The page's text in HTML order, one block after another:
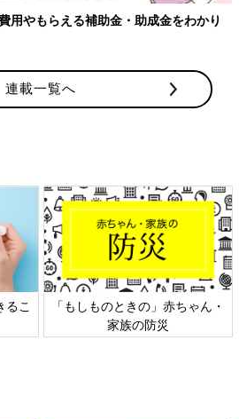
うになり、元気を取り戻していきまし
動してからは、体にいくつも入ってい
した。食事も食べられるようにな
の幼児用おやつがなくなっているの
が1歳 2カ月を迎えてから退院。すぐに
た。私と美月が台北の空港に到着する
が迎えてくれました。2人で花市場で
。すごく感動しましたし、また家族で
」（晴子さん）
ポートとなったドナルド・マ
用やもらえる補助金・助成金をわかり
連載一覧へ
るこ
「もしものときの」赤ちゃん・
家族の防災